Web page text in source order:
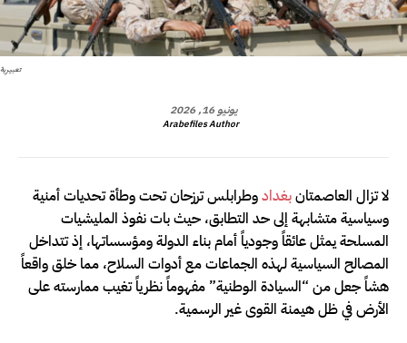
تعبيرية
يونيو 16, 2026
Arabefiles Author
لا تزال العاصمتانبغدادوطرابلس ترزحان تحت وطأة تحديات أمنية
وسياسية متشابهة إلى حد التطابق، حيث بات نفوذ المليشيات
المسلحة يمثل عائقاً وجودياً أمام بناء الدولة ومؤسساتها، إذ تتداخل
المصالح السياسية لهذه الجماعات مع أدوات السلاح، مما خلق واقعاً
هشاً جعل من “السيادة الوطنية” مفهوماً نظرياً تغيب ممارسته على
الأرض في ظل هيمنة القوى غير الرسمية.